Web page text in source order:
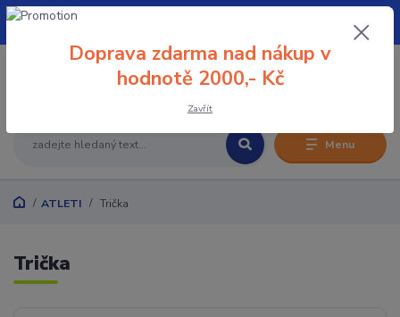
Menu
+420 608 032 114
ATLETI Trička
Trička
Doprava zdarma nad nákup v
hodnotě 2000,- Kč
Zavřít